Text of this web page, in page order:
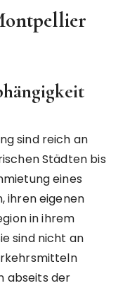
sind reich an
Städten bis
eines
ihren eigenen
in ihrem
sind nicht an
abseits der